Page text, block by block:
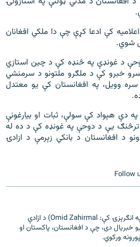
کې ادعا کړې چې دا ملکي افغانان
شوي.
د غونډې په څنډه کې د چین استازي
خبرو کې د ملګرو ملتونو د سرمنشي
سره وویل، په افغانستان کې یو معتدل
دې هېواد کې سولې، ثبات او بیارغونې
ترڅنګ یې د دوحې په غونډه کې د ده له
د افغانستان د بانکي زېرمې د ازادۍ
Follow
امید زهیرمل (په انګرېزۍ کې: Omid Zahirmal) د ازادې
خبریال دی، چې د افغانستان، پاکستان او
ورکوي.